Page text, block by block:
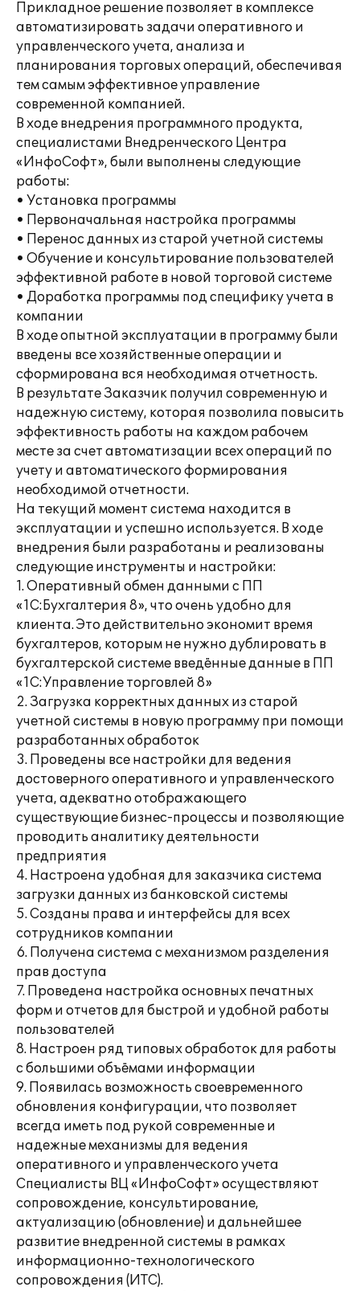
Прикладное решение позволяет в комплексе
автоматизировать задачи оперативного и
управленческого учета, анализа и
планирования торговых операций, обеспечивая
тем самым эффективное управление
современной компанией.
В ходе внедрения программного продукта,
специалистами Внедренческого Центра
«ИнфоСофт», были выполнены следующие
работы:
• Установка программы
• Первоначальная настройка программы
• Перенос данных из старой учетной системы
• Обучение и консультирование пользователей
эффективной работе в новой торговой системе
• Доработка программы под специфику учета в
компании
В ходе опытной эксплуатации в программу были
введены все хозяйственные операции и
сформирована вся необходимая отчетность.
В результате Заказчик получил современную и
надежную систему, которая позволила повысить
эффективность работы на каждом рабочем
месте за счет автоматизации всех операций по
учету и автоматического формирования
необходимой отчетности.
На текущий момент система находится в
эксплуатации и успешно используется. В ходе
внедрения были разработаны и реализованы
следующие инструменты и настройки:
1. Оперативный обмен данными с ПП
«1С:Бухгалтерия 8», что очень удобно для
клиента. Это действительно экономит время
бухгалтеров, которым не нужно дублировать в
бухгалтерской системе введённые данные в ПП
«1С:Управление торговлей 8»
2. Загрузка корректных данных из старой
учетной системы в новую программу при помощи
разработанных обработок
3. Проведены все настройки для ведения
достоверного оперативного и управленческого
учета, адекватно отображающего
существующие бизнес-процессы и позволяющие
проводить аналитику деятельности
предприятия
4. Настроена удобная для заказчика система
загрузки данных из банковской системы
5. Созданы права и интерфейсы для всех
сотрудников компании
6. Получена система с механизмом разделения
прав доступа
7. Проведена настройка основных печатных
форм и отчетов для быстрой и удобной работы
пользователей
8. Настроен ряд типовых обработок для работы
с большими объёмами информации
9. Появилась возможность своевременного
обновления конфигурации, что позволяет
всегда иметь под рукой современные и
надежные механизмы для ведения
оперативного и управленческого учета
Специалисты ВЦ «ИнфоСофт» осуществляют
сопровождение, консультирование,
актуализацию (обновление) и дальнейшее
развитие внедренной системы в рамках
информационно-технологического
сопровождения (ИТС).